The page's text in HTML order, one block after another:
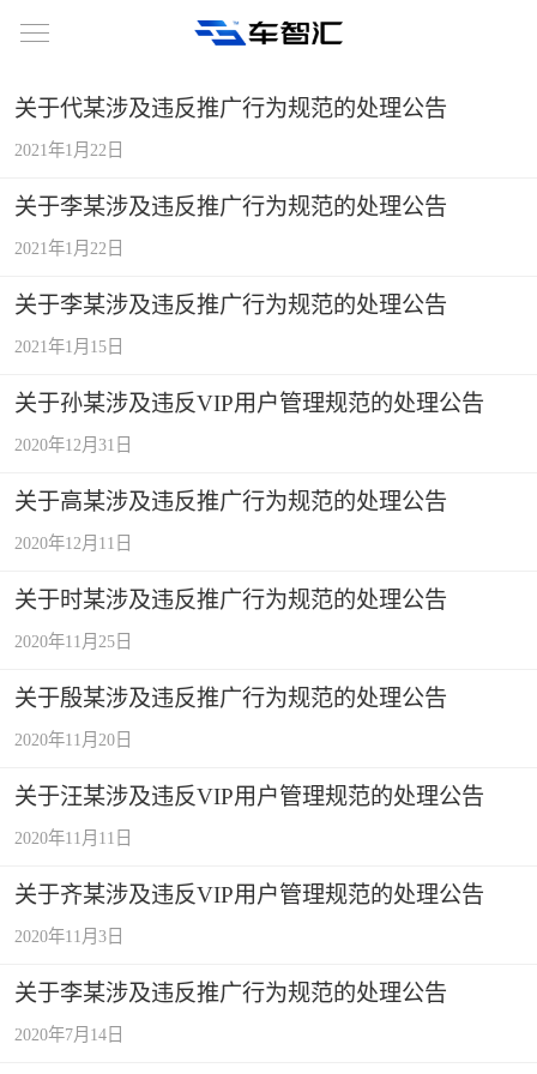
关于代某涉及违反推广行为规范的处理公告
2021年1月22日
关于李某涉及违反推广行为规范的处理公告
2021年1月22日
关于李某涉及违反推广行为规范的处理公告
2021年1月15日
关于孙某涉及违反VIP用户管理规范的处理公告
2020年12月31日
关于高某涉及违反推广行为规范的处理公告
2020年12月11日
关于时某涉及违反推广行为规范的处理公告
2020年11月25日
关于殷某涉及违反推广行为规范的处理公告
2020年11月20日
关于汪某涉及违反VIP用户管理规范的处理公告
2020年11月11日
关于齐某涉及违反VIP用户管理规范的处理公告
2020年11月3日
关于李某涉及违反推广行为规范的处理公告
2020年7月14日